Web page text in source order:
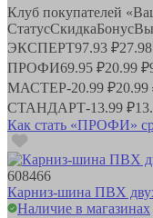
Клуб покупателей
СтатусСкидкаБонус
ЭКСПЕРТ97.93 ₽
ПРОФИ69.95 ₽20.99 ₽
МАСТЕР-20.99 ₽20.99
СТАНДАРТ-13.99 ₽
Как стать «ПРОФИ»
608466
Карниз-шина ПВХ
Наличие в магазинах